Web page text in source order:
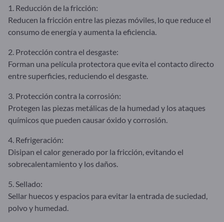
1. Reducción de la fricción:
Reducen la fricción entre las piezas móviles, lo que reduce el
consumo de energía y aumenta la eficiencia.
2. Protección contra el desgaste:
Forman una película protectora que evita el contacto directo
entre superficies, reduciendo el desgaste.
3. Protección contra la corrosión:
Protegen las piezas metálicas de la humedad y los ataques
químicos que pueden causar óxido y corrosión.
4. Refrigeración:
Disipan el calor generado por la fricción, evitando el
sobrecalentamiento y los daños.
5. Sellado:
Sellar huecos y espacios para evitar la entrada de suciedad,
polvo y humedad.